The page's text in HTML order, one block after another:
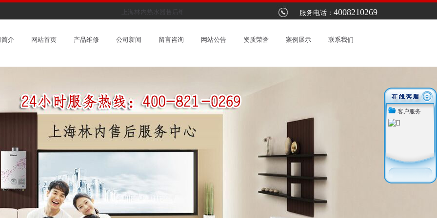
上海林内热水器售后维修服务中心，是林内热水器指定维修服务网点：以优惠的价格提供最优质的服务。上海
服务电话： 4008210269
介 网站首页 产品维修 公司新闻 留言咨询 网站公告 资质荣誉 案例展示 联系我们
客户服务